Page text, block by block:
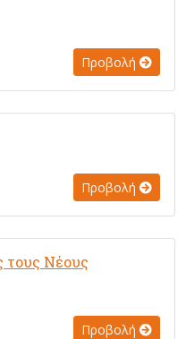
Προβολή
Προβολή
τους Νέους
Προβολή